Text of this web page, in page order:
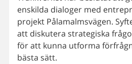
enskilda dialoger med
projekt Pålamalmsvägen.
att diskutera strategiska
för att kunna utforma
bästa sätt.